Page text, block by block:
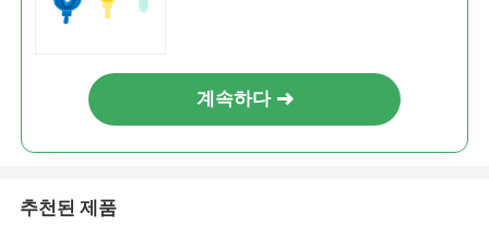
계속하다
추천된 제품